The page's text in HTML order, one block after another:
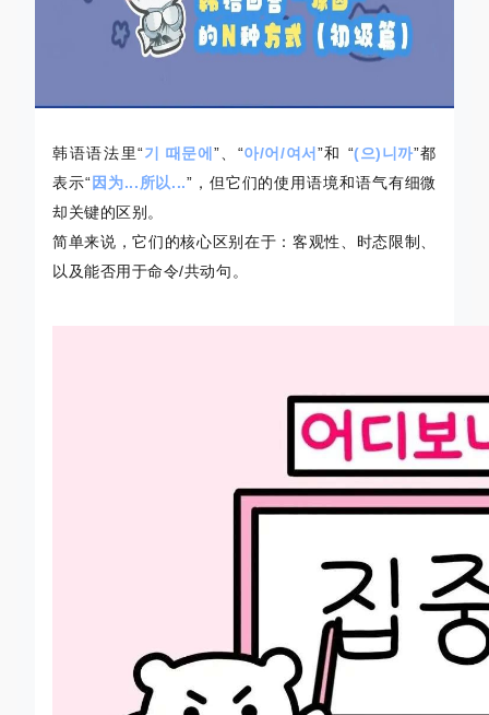
韩语语法里“기 때문에 ”、“아/어/여서 ”和 “(으)니까”都
表示“因为...所以...”，但它们的使用语境和语气有细微
却关键的区别。
简单来说，它们的核心区别在于：客观性、时态限制、
以及能否用于命令/共动句。